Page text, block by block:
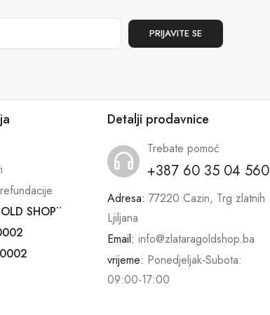
SHOP¨
Detalji prodavnice
Trebate pomoć
+387 60 35 04 560
Adresa: 77220 Cazin, Trg zlatnih
Ljiljana
Email: info@zlataragoldshop.ba
vrijeme: Ponedjeljak-Subota:
09:00-17:00